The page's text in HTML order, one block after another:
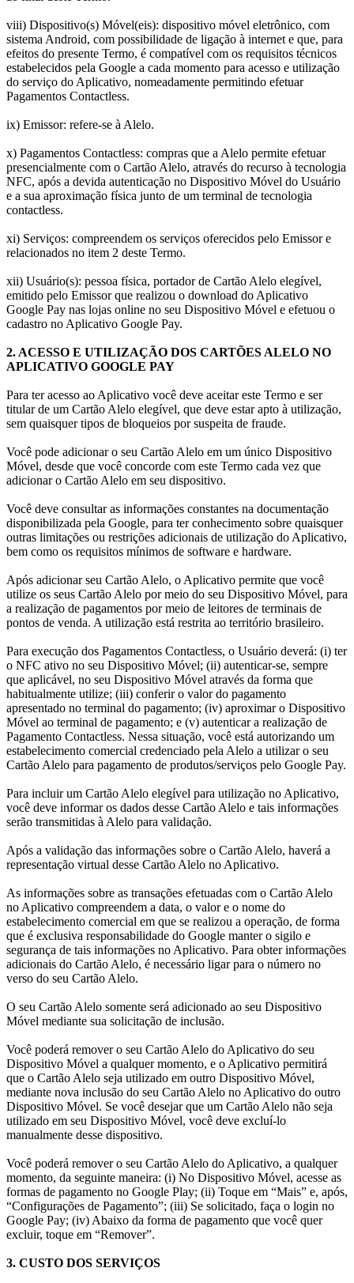
viii) Dispositivo(s) Móvel(eis): dispositivo móvel eletrônico, com
sistema Android, com possibilidade de ligação à internet e que, para
efeitos do presente Termo, é compatível com os requisitos técnicos
estabelecidos pela Google a cada momento para acesso e utilização
do serviço do Aplicativo, nomeadamente permitindo efetuar
Pagamentos Contactless.
ix) Emissor: refere-se à Alelo.
x) Pagamentos Contactless: compras que a Alelo permite efetuar
presencialmente com o Cartão Alelo, através do recurso à tecnologia
NFC, após a devida autenticação no Dispositivo Móvel do Usuário
e a sua aproximação física junto de um terminal de tecnologia
contactless.
xi) Serviços: compreendem os serviços oferecidos pelo Emissor e
relacionados no item 2 deste Termo.
xii) Usuário(s): pessoa física, portador de Cartão Alelo elegível,
emitido pelo Emissor que realizou o download do Aplicativo
Google Pay nas lojas online no seu Dispositivo Móvel e efetuou o
cadastro no Aplicativo Google Pay.
2. ACESSO E UTILIZAÇÃO DOS CARTÕES ALELO NO
APLICATIVO GOOGLE PAY
Para ter acesso ao Aplicativo você deve aceitar este Termo e ser
titular de um Cartão Alelo elegível, que deve estar apto à utilização,
sem quaisquer tipos de bloqueios por suspeita de fraude.
Você pode adicionar o seu Cartão Alelo em um único Dispositivo
Móvel, desde que você concorde com este Termo cada vez que
adicionar o Cartão Alelo em seu dispositivo.
Você deve consultar as informações constantes na documentação
disponibilizada pela Google, para ter conhecimento sobre quaisquer
outras limitações ou restrições adicionais de utilização do Aplicativo,
bem como os requisitos mínimos de software e hardware.
Após adicionar seu Cartão Alelo, o Aplicativo permite que você
utilize os seus Cartão Alelo por meio do seu Dispositivo Móvel, para
a realização de pagamentos por meio de leitores de terminais de
pontos de venda. A utilização está restrita ao território brasileiro.
Para execução dos Pagamentos Contactless, o Usuário deverá: (i) ter
o NFC ativo no seu Dispositivo Móvel; (ii) autenticar-se, sempre
que aplicável, no seu Dispositivo Móvel através da forma que
habitualmente utilize; (iii) conferir o valor do pagamento
apresentado no terminal do pagamento; (iv) aproximar o Dispositivo
Móvel ao terminal de pagamento; e (v) autenticar a realização de
Pagamento Contactless. Nessa situação, você está autorizando um
estabelecimento comercial credenciado pela Alelo a utilizar o seu
Cartão Alelo para pagamento de produtos/serviços pelo Google Pay.
Para incluir um Cartão Alelo elegível para utilização no Aplicativo,
você deve informar os dados desse Cartão Alelo e tais informações
serão transmitidas à Alelo para validação.
Após a validação das informações sobre o Cartão Alelo, haverá a
representação virtual desse Cartão Alelo no Aplicativo.
As informações sobre as transações efetuadas com o Cartão Alelo
no Aplicativo compreendem a data, o valor e o nome do
estabelecimento comercial em que se realizou a operação, de forma
que é exclusiva responsabilidade do Google manter o sigilo e
segurança de tais informações no Aplicativo. Para obter informações
adicionais do Cartão Alelo, é necessário ligar para o número no
verso do seu Cartão Alelo.
O seu Cartão Alelo somente será adicionado ao seu Dispositivo
Móvel mediante sua solicitação de inclusão.
Você poderá remover o seu Cartão Alelo do Aplicativo do seu
Dispositivo Móvel a qualquer momento, e o Aplicativo permitirá
que o Cartão Alelo seja utilizado em outro Dispositivo Móvel,
mediante nova inclusão do seu Cartão Alelo no Aplicativo do outro
Dispositivo Móvel. Se você desejar que um Cartão Alelo não seja
utilizado em seu Dispositivo Móvel, você deve excluí-lo
manualmente desse dispositivo.
Você poderá remover o seu Cartão Alelo do Aplicativo, a qualquer
momento, da seguinte maneira: (i) No Dispositivo Móvel, acesse as
formas de pagamento no Google Play; (ii) Toque em “Mais” e, após,
“Configurações de Pagamento”; (iii) Se solicitado, faça o login no
Google Pay; (iv) Abaixo da forma de pagamento que você quer
excluir, toque em “Remover”.
3. CUSTO DOS SERVIÇOS